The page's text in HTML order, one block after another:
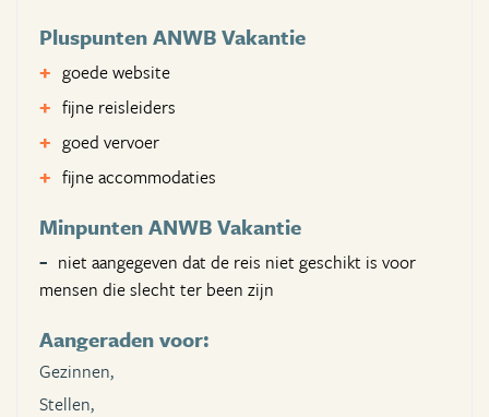
Pluspunten ANWB Vakantie
goede website
fijne reisleiders
goed vervoer
fijne accommodaties
Minpunten ANWB Vakantie
niet aangegeven dat de reis niet geschikt is voor
mensen die slecht ter been zijn
Aangeraden voor:
Gezinnen,
Stellen,